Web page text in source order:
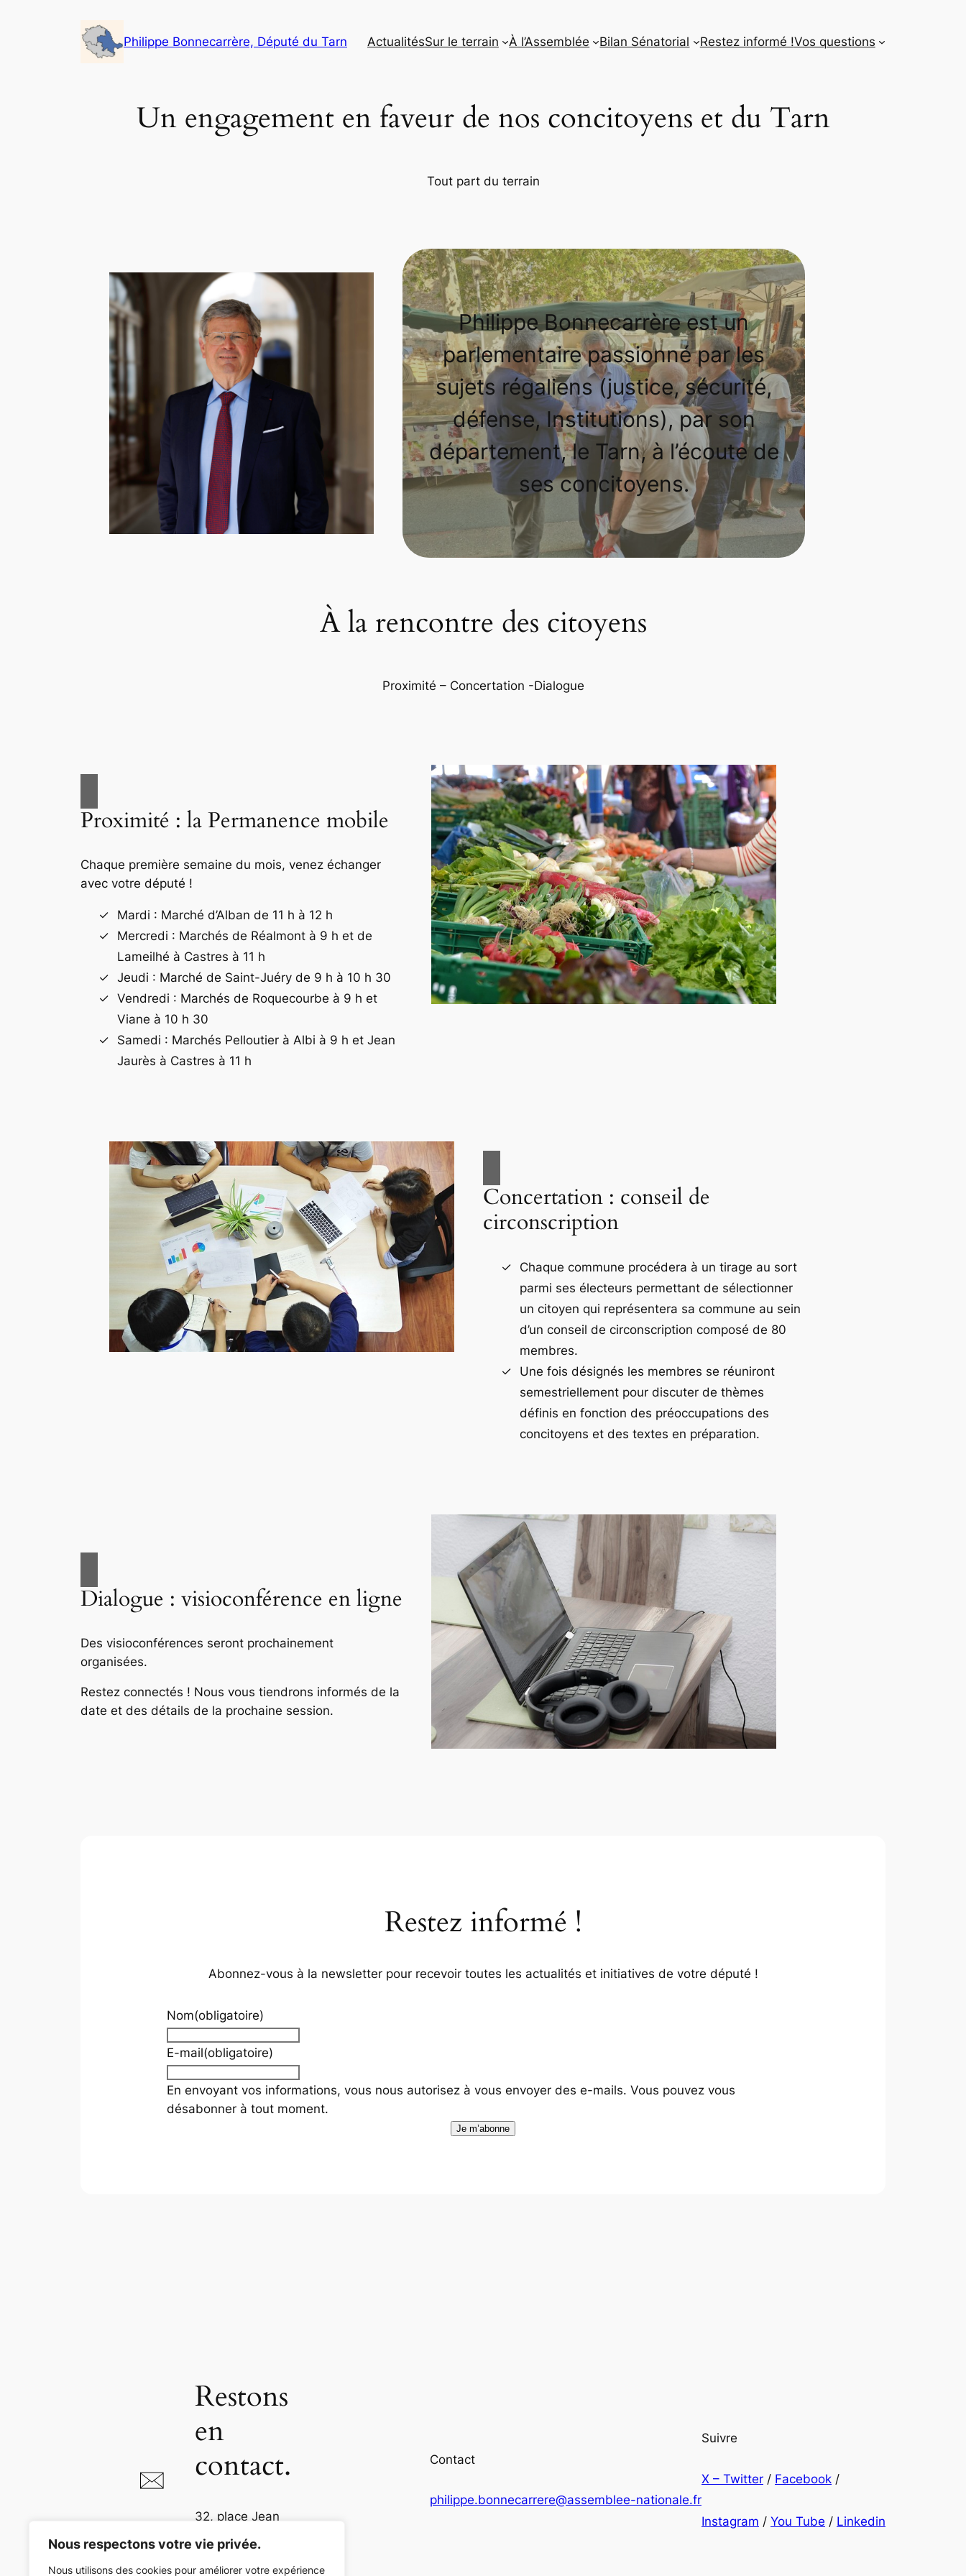
Nous respectons votre vie privée.
Nous utilisons des cookies pour améliorer votre expérience
Philippe Bonnecarrère, Député du Tarn ActualitésSur le terrain À l’Assemblée Bilan Sénatorial Restez informé !Vos questions
Un engagement en faveur de nos concitoyens et du Tarn
Tout part du terrain
Philippe Bonnecarrère est un
parlementaire passionné par les
sujets régaliens (justice, sécurité,
défense, Institutions), par son
département, le Tarn, à l’écoute de
ses concitoyens.
À la rencontre des citoyens
Proximité – Concertation -Dialogue
Proximité : la Permanence mobile
Chaque première semaine du mois, venez échanger
avec votre député !
Mardi : Marché d’Alban de 11 h à 12 h
Mercredi : Marchés de Réalmont à 9 h et de
Lameilhé à Castres à 11 h
Jeudi : Marché de Saint-Juéry de 9 h à 10 h 30
Vendredi : Marchés de Roquecourbe à 9 h et
Viane à 10 h 30
Samedi : Marchés Pelloutier à Albi à 9 h et Jean
Jaurès à Castres à 11 h
Concertation : conseil de
circonscription
Chaque commune procédera à un tirage au sort
parmi ses électeurs permettant de sélectionner
un citoyen qui représentera sa commune au sein
d’un conseil de circonscription composé de 80
membres.
Une fois désignés les membres se réuniront
semestriellement pour discuter de thèmes
définis en fonction des préoccupations des
concitoyens et des textes en préparation.
Dialogue : visioconférence en ligne
Des visioconférences seront prochainement
organisées.
Restez connectés ! Nous vous tiendrons informés de la
date et des détails de la prochaine session.
Restez informé !
Abonnez-vous à la newsletter pour recevoir toutes les actualités et initiatives de votre député !
Nom(obligatoire)
E-mail(obligatoire)
En envoyant vos informations, vous nous autorisez à vous envoyer des e-mails. Vous pouvez vous
désabonner à tout moment.
Je m’abonne
Restons
en
contact.
32, place Jean
81000 Albi
Contact
philippe.bonnecarrere@assemblee-nationale.fr
Suivre
X – Twitter / Facebook /
Instagram / You Tube / Linkedin